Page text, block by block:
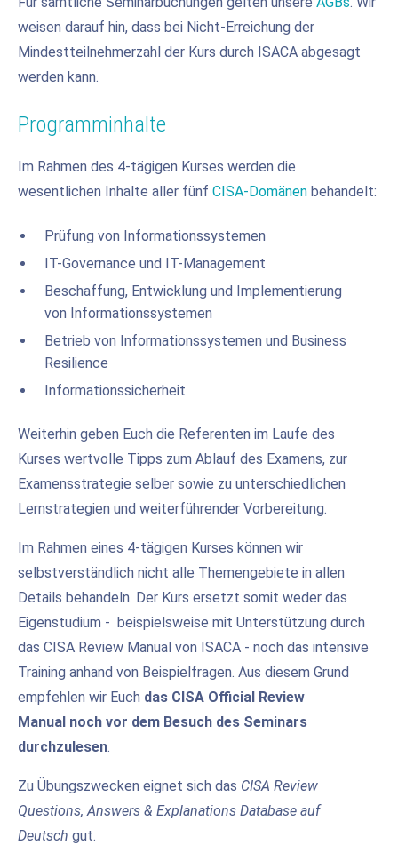
weisen darauf hin, dass bei Nicht-Erreichung der
Mindestteilnehmerzahl der Kurs durch ISACA abgesagt
werden kann.
Programminhalte
Im Rahmen des 4-tägigen Kurses werden die
wesentlichen Inhalte aller fünf CISA-Domänen behandelt:
Prüfung von Informationssystemen
IT-Governance und IT-Management
Beschaffung, Entwicklung und Implementierung
von Informationssystemen
Betrieb von Informationssystemen und Business
Resilience
Informationssicherheit
Weiterhin geben Euch die Referenten im Laufe des
Kurses wertvolle Tipps zum Ablauf des Examens, zur
Examensstrategie selber sowie zu unterschiedlichen
Lernstrategien und weiterführender Vorbereitung.
Im Rahmen eines 4-tägigen Kurses können wir
selbstverständlich nicht alle Themengebiete in allen
Details behandeln. Der Kurs ersetzt somit weder das
Eigenstudium - beispielsweise mit Unterstützung durch
das CISA Review Manual von ISACA - noch das intensive
Training anhand von Beispielfragen. Aus diesem Grund
empfehlen wir Euch das CISA Official Review
Manual noch vor dem Besuch des Seminars
durchzulesen.
Zu Übungszwecken eignet sich das CISA Review
Questions, Answers & Explanations Database auf
Deutsch gut.